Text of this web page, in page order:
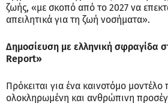
ζωής, «με σκοπό από το 2027 να
απειλητικά για τη ζωή νοσήματα».
Δημοσίευση με ελληνική σφραγίδα
Report»
Πρόκειται για ένα καινοτόμο μοντέλο
ολοκληρωμένη και ανθρώπινη